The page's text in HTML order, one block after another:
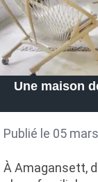
Une maison
Publié le 05
À Amagansett,